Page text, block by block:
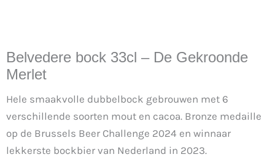
Belvedere bock 33cl – De Gekroonde
Merlet
Hele smaakvolle dubbelbock gebrouwen met 6
verschillende soorten mout en cacoa. Bronze medaille
op de Brussels Beer Challenge 2024 en winnaar
lekkerste bockbier van Nederland in 2023.